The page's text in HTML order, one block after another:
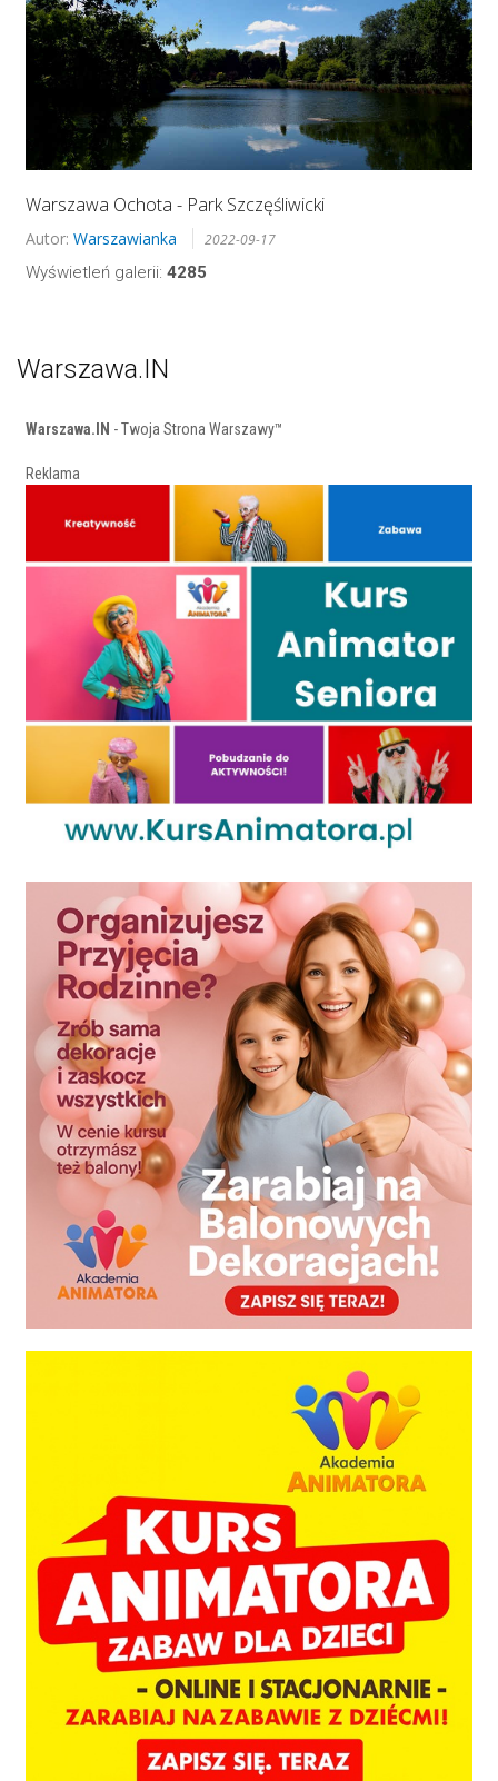
Warszawa Ochota - Park Szczęśliwicki
Autor: Warszawianka 2022-09-17
Wyświetleń galerii: 4285
Warszawa.IN
Warszawa.IN - Twoja Strona Warszawy™
Reklama